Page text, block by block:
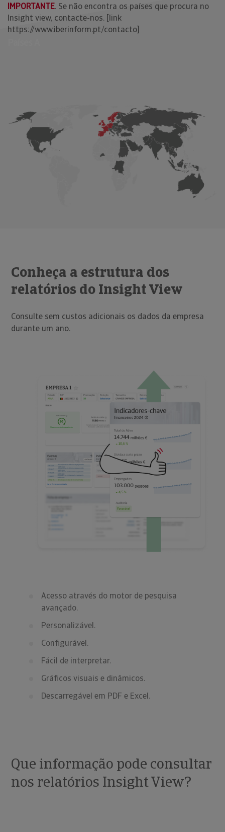
IMPORTANTE. Se não encontra os países que procura no
Insight view, contacte-nos. [link
https://www.iberinform.pt/contacto]
Conheça a estrutura dos
relatórios do Insight View
Consulte sem custos adicionais os dados da empresa
durante um ano.
Acesso através do motor de pesquisa
avançado.
Personalizável.
Configurável.
Fácil de interpretar.
Gráficos visuais e dinâmicos.
Descarregável em PDF e Excel.
Que informação pode consultar
nos relatórios Insight View?